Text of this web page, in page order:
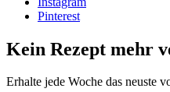
Pinterest
Kein Rezept mehr
Erhalte jede Woche das neuste